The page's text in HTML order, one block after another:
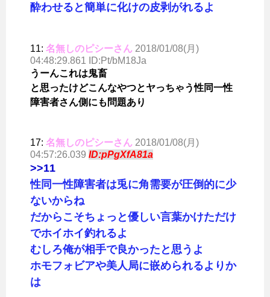
酔わせると簡単に化けの皮剥がれるよ
11: 名無しのピシーさん 2018/01/08(月)
04:48:29.861 ID:Pt/bM18Ja
うーんこれは鬼畜
と思ったけどこんなやつとヤっちゃう性同一性
障害者さん側にも問題あり
17: 名無しのピシーさん 2018/01/08(月)
04:57:26.039 ID:pPgXfA81a
>>11
性同一性障害者は兎に角需要が圧倒的に少
ないからね
だからこそちょっと優しい言葉かけただけ
でホイホイ釣れるよ
むしろ俺が相手で良かったと思うよ
ホモフォビアや美人局に嵌められるよりか
は